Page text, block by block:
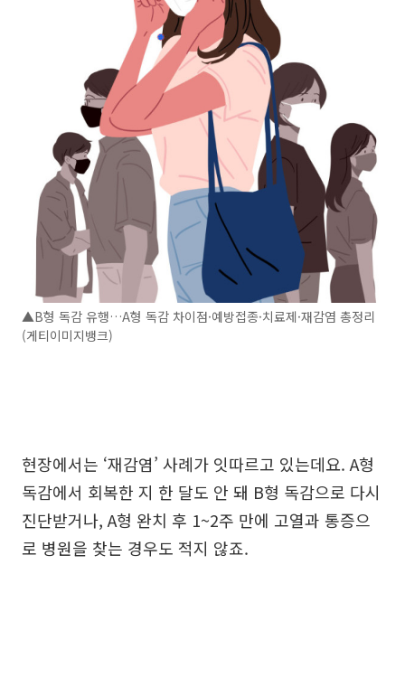
▲B형 독감 유행…A형 독감 차이점·예방접종·치료제·재감염 총정리
(게티이미지뱅크)
현장에서는 ‘재감염’ 사례가 잇따르고 있는데요. A형
독감에서 회복한 지 한 달도 안 돼 B형 독감으로 다시
진단받거나, A형 완치 후 1~2주 만에 고열과 통증으
로 병원을 찾는 경우도 적지 않죠.